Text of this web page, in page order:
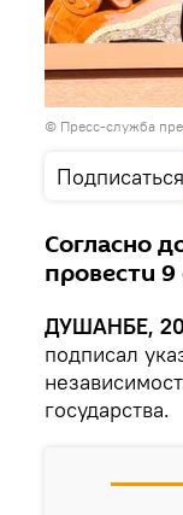
© Пресс-служба
Подписаться
Согласно
провести 9
ДУШАНБЕ, 20
подписал
государства.